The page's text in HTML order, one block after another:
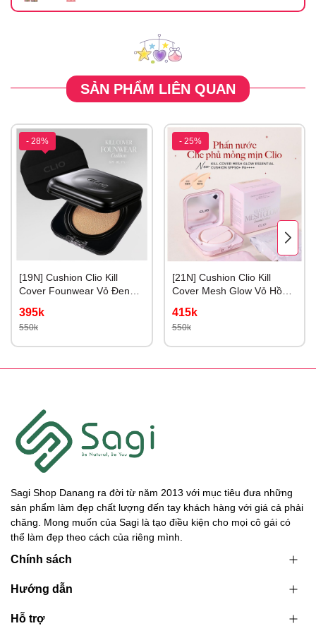
SẢN PHẨM LIÊN QUAN
- 28%
[19N] Cushion Clio Kill
Cover Founwear Vỏ Đen
porcelain
395k
550k
- 25%
[21N] Cushion Clio Kill
Cover Mesh Glow Vỏ Hồng
415k
550k
Sagi Shop Danang ra đời từ năm 2013 với mục tiêu đưa những
sản phẩm làm đẹp chất lượng đến tay khách hàng với giá cả phải
chăng. Mong muốn của Sagi là tạo điều kiện cho mọi cô gái có
thể làm đẹp theo cách của riêng mình.
Chính sách
Hướng dẫn
Hỗ trợ